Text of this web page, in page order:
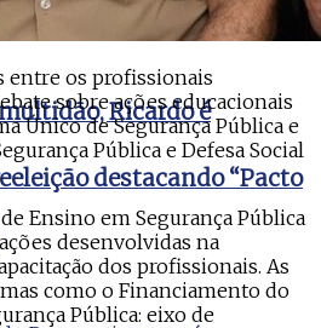
Ricardo é
destacando “Pacto
entre os profissionais
sobre ações educacionais
Único de Segurança Pública e
Pública e Defesa Social
Ensino em Segurança Pública
desenvolvidas na
dos profissionais. As
como o Financiamento do
Pública: eixo de